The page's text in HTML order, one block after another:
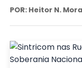
POR: Heitor N.